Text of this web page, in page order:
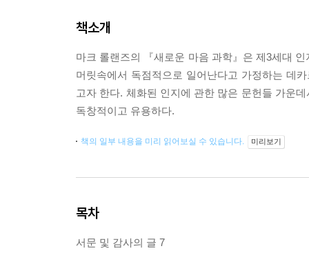
책소개
마크 롤랜즈의 『새로운 마음 과학』은 제3세대
머릿속에서 독점적으로 일어난다고 가정하는 데
고자 한다. 체화된 인지에 관한 많은 문헌들 가운
독창적이고 유용하다.
책의 일부 내용을 미리 읽어보실 수 있습니다. 미리보기
목차
서문 및 감사의 글 7